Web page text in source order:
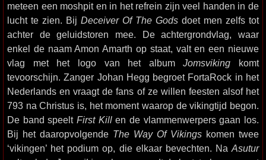
meteen een moshpit en in het refrein zijn veel handen in de
lucht te zien. Bij Deceiver Of The Gods doet men zelfs tot
achter de geluidstoren mee. De achtergrondvlag, waar
enkel de naam Amon Amarth op staat, valt en een nieuwe
vlag met het logo van het albumJomsviking komt
tevoorschijn. Zanger Johan Hegg begroet FortaRock in het
Nederlands en vraagt de fans of ze willen feesten alsof het
793 na Christus is, het moment waarop de vikingtijd begon.
De band speelt First Killen de vlammenwerpers gaan los.
Bij het daaropvolgende The Way Of Vikings komen twee
‘vikingen’ het podium op, die elkaar bevechten. Na Asutur